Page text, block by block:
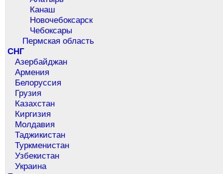
Канаш
Новочебоксарск
Чебоксары
Пермская область
СНГ
Азербайджан
Армения
Белоруссия
Грузия
Казахстан
Киргизия
Молдавия
Таджикистан
Туркменистан
Узбекистан
Украина